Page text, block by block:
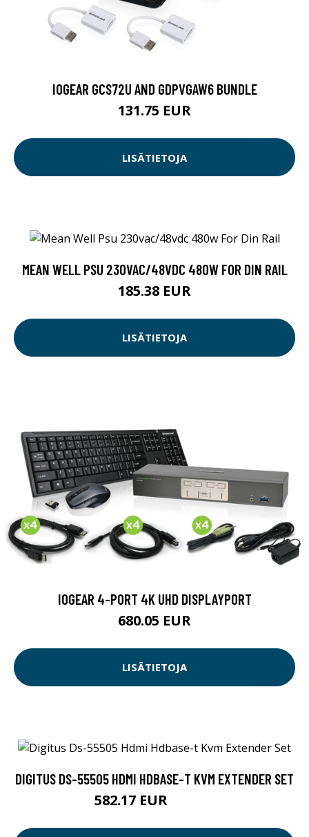
IOGEAR GCS72U AND GDPVGAW6 BUNDLE
131.75 EUR
LISÄTIETOJA
MEAN WELL PSU 230VAC/48VDC 480W FOR DIN RAIL
185.38 EUR
LISÄTIETOJA
IOGEAR 4-PORT 4K UHD DISPLAYPORT
680.05 EUR
LISÄTIETOJA
DIGITUS DS-55505 HDMI HDBASE-T KVM EXTENDER SET
582.17 EUR